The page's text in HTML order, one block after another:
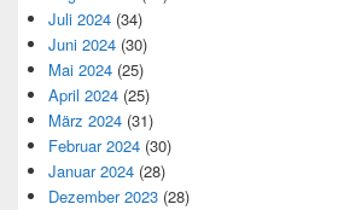
Juli 2024 (34)
Juni 2024 (30)
Mai 2024 (25)
April 2024 (25)
März 2024 (31)
Februar 2024 (30)
Januar 2024 (28)
Dezember 2023 (28)